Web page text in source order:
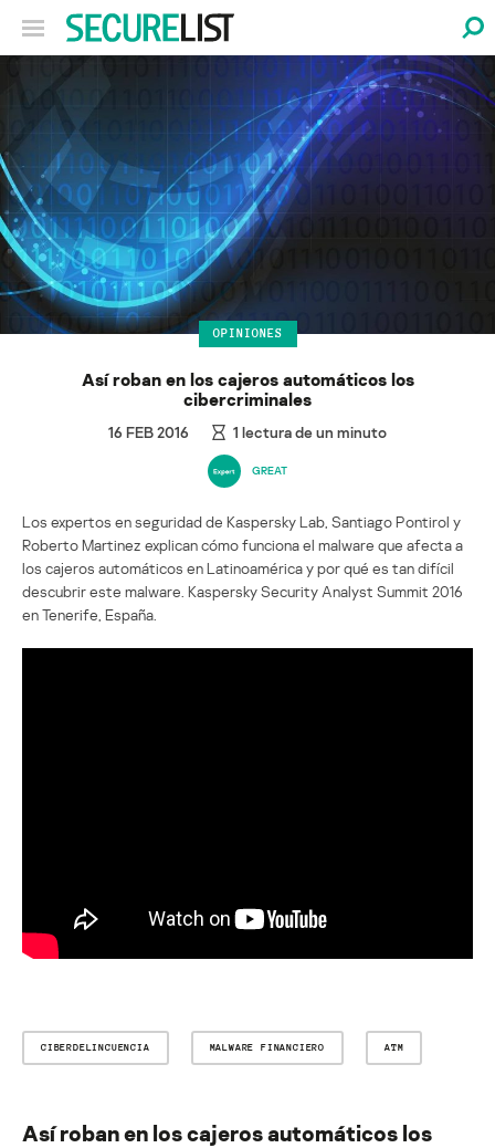
OPINIONES
Así roban en los cajeros automáticos los
cibercriminales
16 FEB 2016 1 lectura de un minuto
GREAT
Los expertos en seguridad de Kaspersky Lab, Santiago Pontirol y
Roberto Martinez explican cómo funciona el malware que afecta a
los cajeros automáticos en Latinoamérica y por qué es tan difícil
descubrir este malware. Kaspersky Security Analyst Summit 2016
en Tenerife, España.
CIBERDELINCUENCIA MALWARE FINANCIERO ATM
Así roban en los cajeros automáticos los